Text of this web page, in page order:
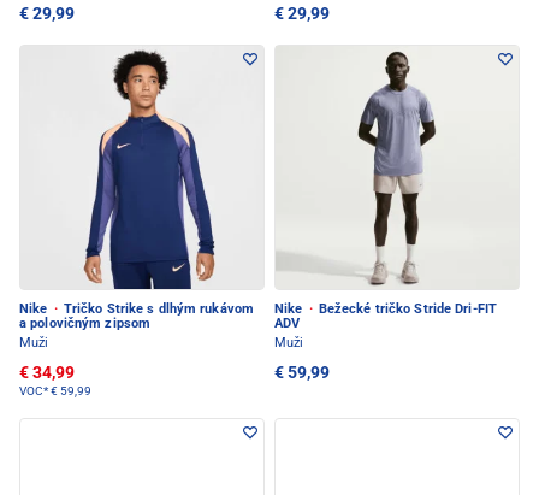
€ 29,99 € 29,99
Nike · Tričko Strike s dlhým rukávom
a polovičným zipsom
Muži
€ 34,99
VOC*€ 59,99
Nike · Bežecké tričko Stride Dri-FIT
ADV
Muži
€ 59,99